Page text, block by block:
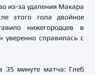
из-за удаления Макара
этого гола двойное
нижегородцев в
справилась с
35 минуте матча: Глеб